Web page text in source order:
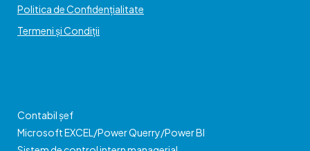
Politica de Confidențialitate
Termeni și Condiții
Contabil șef
Microsoft EXCEL/Power Querry/Power BI